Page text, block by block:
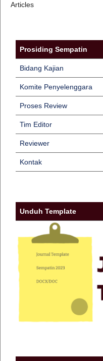
Articles
Prosiding Sempatin
Bidang Kajian
Komite Penyelenggara
Proses Review
Tim Editor
Reviewer
Kontak
Unduh Template